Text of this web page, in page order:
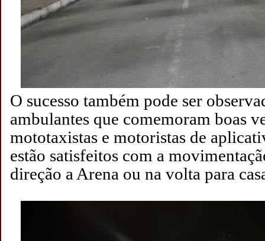
O sucesso também pode ser
ambulantes que comemoram boas
mototaxistas e motoristas de
estão satisfeitos com a
direção a Arena ou na volta para